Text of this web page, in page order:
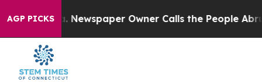
AGP PICKS
Newspaper Owner Calls the People Abruptly